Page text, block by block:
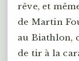
rêve, et
de Martin
au Biathlon,
de tir à la